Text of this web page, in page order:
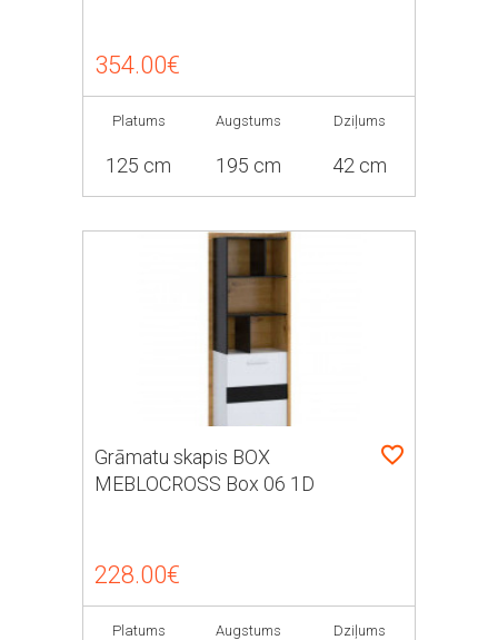
354.00€
Platums
125 cm
Augstums
195 cm
Dziļums
42 cm
Grāmatu skapis BOX
MEBLOCROSS Box 06 1D
228.00€
Platums Augstums Dziļums